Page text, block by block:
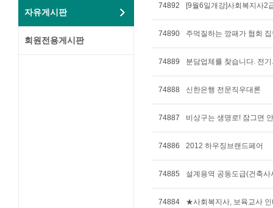
자유게시판
회원전용게시판
74892 [9월6일개강]사회복지사2
74890 주먹질하는 깡패가 협회
74889 분담업체를 찾습니다. 전
74888 신한은행 전문직우대론
74887 비상구는 생명로! 잠그면
74886 2012 하우징브랜드페어
74885 설계용역 공동도급(건축
74884 ★사회복지사, 보육교사